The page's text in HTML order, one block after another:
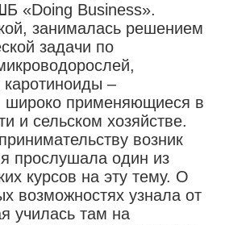
«Doing Business».
занималась решением
задачи по
–
широко применяющиеся в
и сельском хозяйстве.
возник
я прослушала один из
курсов на эту тему. О
возможностях узнала от
училась там на